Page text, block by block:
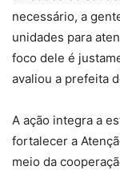
necessário, a
unidades para
foco dele é
avaliou a prefeita
A ação integra a
fortalecer a
meio da